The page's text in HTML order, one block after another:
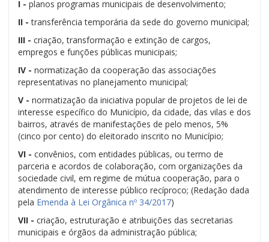
I - planos programas municipais de desenvolvimento;
II - transferência temporária da sede do governo municipal;
III - criação, transformação e extinção de cargos,
empregos e funções públicas municipais;
IV - normatização da cooperação das associações
representativas no planejamento municipal;
V - normatização da iniciativa popular de projetos de lei de
interesse específico do Município, da cidade, das vilas e dos
bairros, através de manifestações de pelo menos, 5%
(cinco por cento) do eleitorado inscrito no Município;
VI - convênios, com entidades públicas, ou termo de
parceria e acordos de colaboração, com organizações da
sociedade civil, em regime de mútua cooperação, para o
atendimento de interesse público recíproco; (Redação dada
pela Emenda à Lei Orgânica nº 34/2017)
VII - criação, estruturação e atribuições das secretarias
municipais e órgãos da administração pública;